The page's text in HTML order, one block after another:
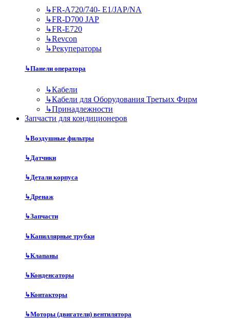
↳FR-A720/740- E1/JAP/NA
↳FR-D700 JAP
↳FR-E720
↳Revcon
↳Рекуператоры
↳Панели оператора
↳Кабели
↳Кабели для Оборудования Третьих Фирм
↳Принадлежности
Запчасти для кондиционеров
↳Воздушные фильтры
↳Датчики
↳Детали корпуса
↳Дренаж
↳Запчасти
↳Капиллярные трубки
↳Клапаны
↳Конденсаторы
↳Контакторы
↳Моторы (двигатели) вентилятора